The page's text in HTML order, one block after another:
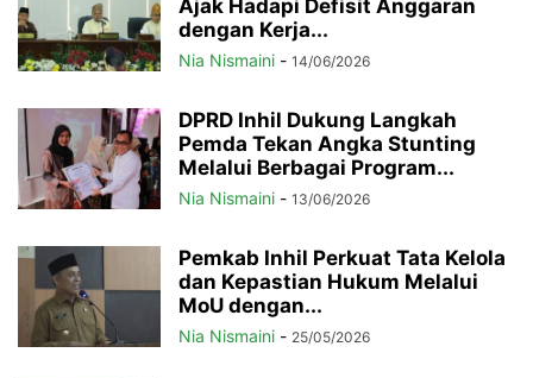
Ajak Hadapi Defisit Anggaran
dengan Kerja...
Nia Nismaini - 14/06/2026
DPRD Inhil Dukung Langkah
Pemda Tekan Angka Stunting
Melalui Berbagai Program...
Nia Nismaini - 13/06/2026
Pemkab Inhil Perkuat Tata Kelola
dan Kepastian Hukum Melalui
MoU dengan...
Nia Nismaini - 25/05/2026